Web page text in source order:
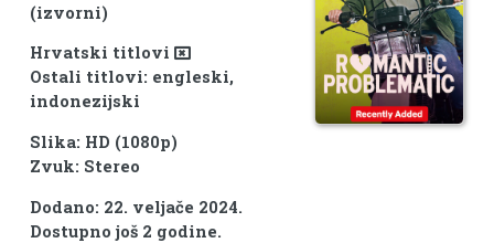
(izvorni)
Hrvatski titlovi
Ostali titlovi: engleski,
indonezijski
Slika: HD (1080p)
Zvuk: Stereo
Dodano: 22. veljače 2024.
Dostupno još 2 godine.